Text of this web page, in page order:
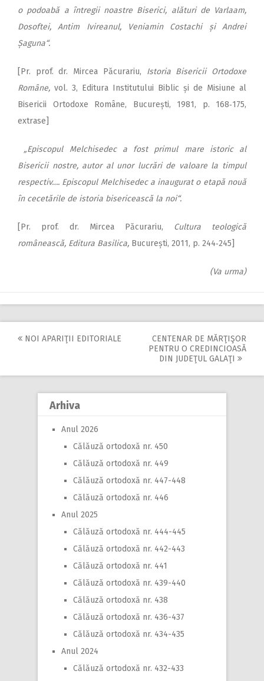
o podoabă a întregii noastre Biserici, alături de Varlaam,
Dosoftei, Antim Ivireanul, Veniamin Costachi și Andrei
Șaguna“.
[Pr. prof. dr. Mircea Păcurariu, Istoria Bisericii Ortodoxe
Române, vol. 3, Editura Institutului Biblic și de Misiune al
Bisericii Ortodoxe Române, București, 1981, p. 168‑175,
extrase]
„Episcopul Melchisedec a fost primul mare istoric al
Bisericii nostre, autor al unor lucrări de valoare la timpul
respectiv…. Epis­copul Melchisedec a inaugurat o etapă nouă
în cecetările de istoria bisericească la noi“.
[Pr. prof. dr. Mircea Păcurariu, Cultura teologică
românească, Editura Basilica, București, 2011, p. 244‑245]
(Va urma)
navigation
NOI APARIŢII EDITORIALE
CENTENAR DE MĂRŢIŞOR
PENTRU O CREDINCIOASĂ
DIN JUDEŢUL GALAŢI
Arhiva
Anul 2026
Călăuză ortodoxă nr. 450
Călăuză ortodoxă nr. 449
Călăuză ortodoxă nr. 447-448
Călăuză ortodoxă nr. 446
Anul 2025
Călăuză ortodoxă nr. 444-445
Călăuză ortodoxă nr. 442-443
Călăuză ortodoxă nr. 441
Călăuză ortodoxă nr. 439-440
Călăuză ortodoxă nr. 438
Călăuză ortodoxă nr. 436-437
Călăuză ortodoxă nr. 434-435
Anul 2024
Călăuză ortodoxă nr. 432-433